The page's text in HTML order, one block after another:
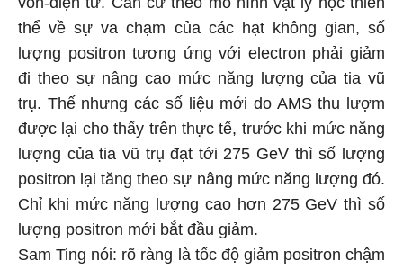
thể về sự va chạm của các hạt không gian, số
lượng positron tương ứng với electron phải giảm
đi theo sự nâng cao mức năng lượng của tia vũ
trụ. Thế nhưng các số liệu mới do AMS thu lượm
được lại cho thấy trên thực tế, trước khi mức năng
lượng của tia vũ trụ đạt tới 275 GeV thì số lượng
positron lại tăng theo sự nâng mức năng lượng đó.
Chỉ khi mức năng lượng cao hơn 275 GeV thì số
lượng positron mới bắt đầu giảm.
Sam Ting nói: rõ ràng là tốc độ giảm positron chậm